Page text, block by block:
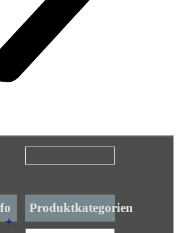
+
Produktkategorien